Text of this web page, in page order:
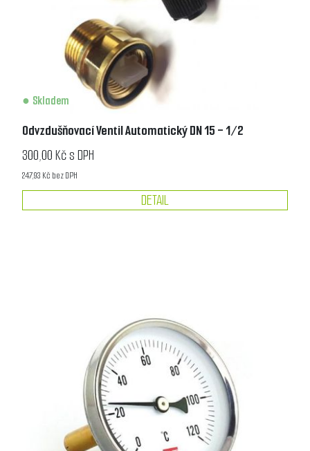
Skladem
Odvzdušňovací Ventil Automatický DN 15 - 1/2
300,00 Kč s DPH
247,93 Kč bez DPH
DETAIL